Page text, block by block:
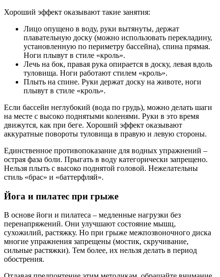
Хороший эффект оказывают такие занятия:
Лицо опущено в воду, руки вытянуты, держат
плавательную доску (можно использовать перекладину,
установленную по периметру бассейна), спина прямая.
Ноги плывут в стиле «кроль».
Лечь на бок, правая рука опирается в доску, левая вдоль
туловища. Ноги работают стилем «кроль».
Плыть на спине. Руки держат доску на животе, ноги
плывут в стиле «кроль».
Если бассейн неглубокий (вода по грудь), можно делать шаги
на месте с высоко поднятыми коленями. Руки в это время
движутся, как при беге. Хороший эффект оказывают
аккуратные повороты туловища в правую и левую стороны.
Единственное противопоказание для водных упражнений –
острая фаза боли. Прыгать в воду категорически запрещено.
Нельзя плыть с высоко поднятой головой. Нежелательны
стиль «брас» и «баттерфляй».
Йога и пилатес при грыже
В основе йоги и пилатеса – медленные нагрузки без
перенапряжений. Они улучшают состояние мышц,
сухожилий, растяжку. Но при грыже межпозвоночного диска
многие упражнения запрещены (мостик, скручивание,
сильные растяжки). Тем более, их нельзя делать в период
обострения.